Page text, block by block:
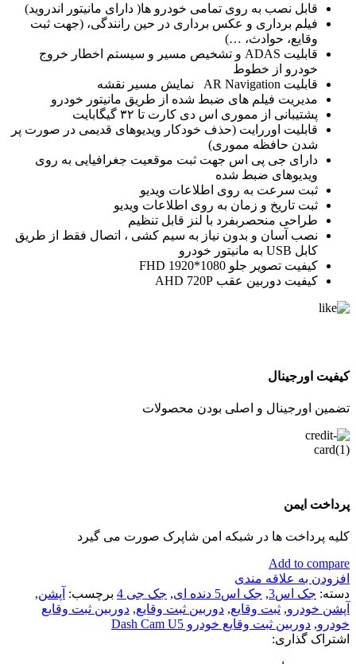
قابل نصب به روی تمامی خودرو ها( دارای مانیتور اندروید)
فیلم برداری و عکس برداری در حین رانندگی، (جهت ثبت
وقایع، حوادث، …)
قابلیت ADAS و تشخیص مسیر و سیستم اخطار خروج
خودرو از خطوط
قابلیت AR Navigation نمایش مسیر نقشه
مدیریت فیلم های ضبط شده از طریق مانیتور خودرو
پشتیبانی از مموری اس دی کارت تا ۳۲ گیگابایت
قابلیت اوررایت (حذف خودکار ویدیوهای قدیمی در صورت پر
شدن حافظه مموری)
دارای جی پی اس جهت ثبت موقعیت جغرافیایی به روی
ویدیوهای ضبط شده
ثبت سرعت به روی اطلاعات ویدیو
ثبت تاریخ و زمان به روی اطلاعات ویدیو
طراحی منحصربفرد با لنز قابل تنظیم
نصب آسان و بدون نیاز به سیم کشی ، اتصال فقط از طریق
کابل USB به مانیتور خودرو
کیفیت تصویر جلو FHD 1920*1080
کیفیت دوربین عقب AHD 720P
کیفیت اورجینال
تضمین اورجینال و اصلی بودن محصولات
پرداخت ایمن
کلیه پرداخت ها در شبکه امن شاپرک صورت می گیرد
Add to compare
افزودن به علاقه مندی
دسته: جک اس3 , جک اس5 دنده ای , جک جی 4 برچسب: آپشن,
آپشن خودرو, ثبت وقایع, دوربین ثبت وقایع, دوربین ثبت وقایع
خودرو, دوربین ثبت وقایع خودرو Dash Cam U5
اشتراک گذاری: